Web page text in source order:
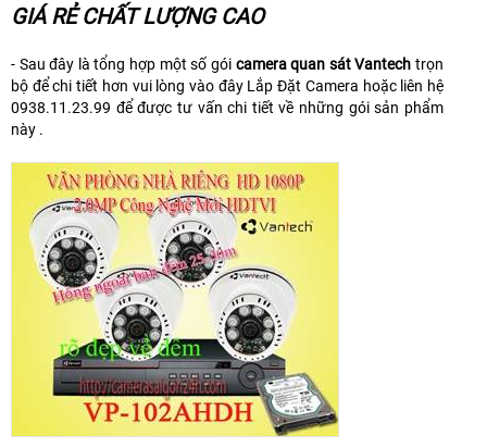
GIÁ RẺ CHẤT LƯỢNG CAO
- Sau đây là tổng hợp một số gói camera quan sát Vantech trọn
bộ để chi tiết hơn vui lòng vào đây Lắp Đặt Camera hoặc liên hệ
0938.11.23.99 để được tư vấn chi tiết về những gói sản phẩm
này .